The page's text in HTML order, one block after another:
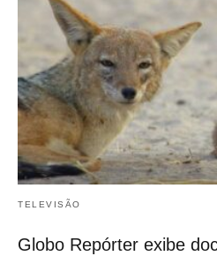
TELEVISÃO
Globo Repórter exibe